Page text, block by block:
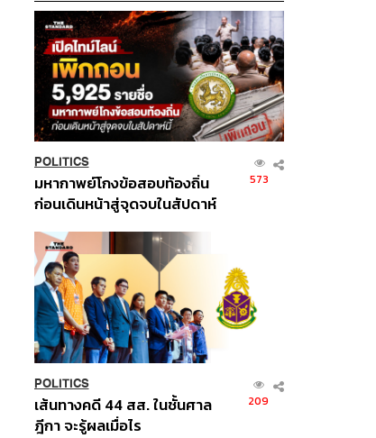
POLITICS
มหากาพย์โกงข้อสอบท้องถิ่น
ก่อนเดินหน้าสู่จุดจบในสัปดาห์
573
POLITICS
เส้นทางคดี 44 สส. ในชั้นศาล
ฎีกา จะรู้ผลเมื่อไร
209